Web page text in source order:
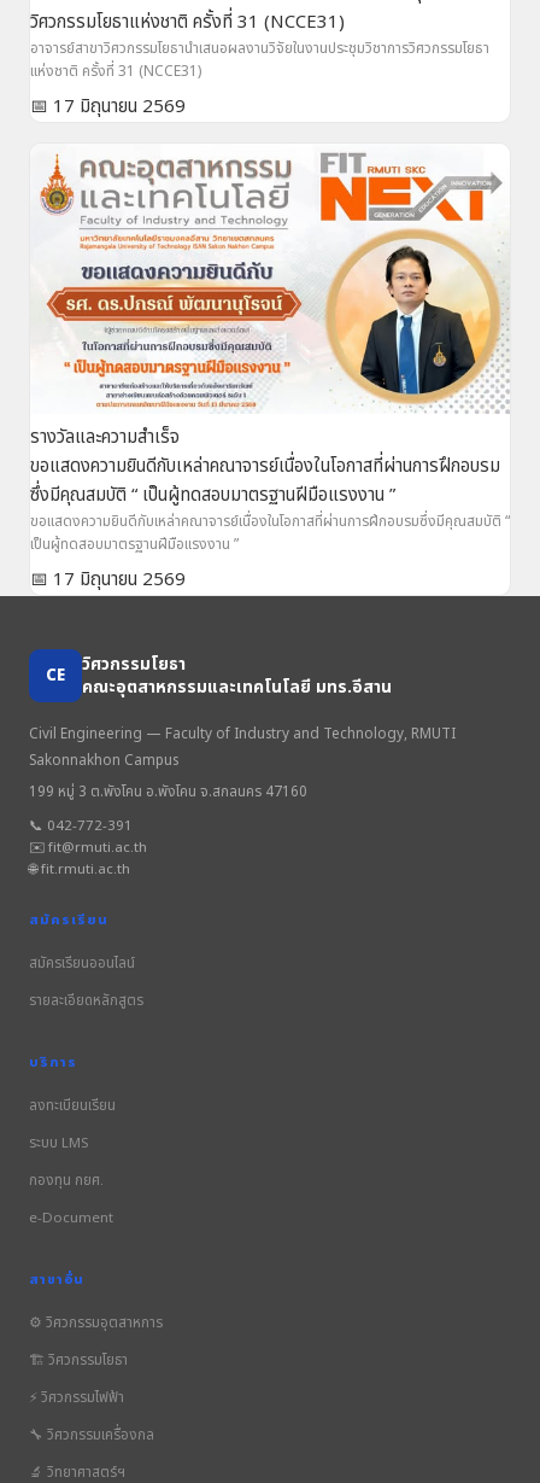
วิศวกรรมโยธาแห่งชาติ ครั้งที่ 31 (NCCE31)
อาจารย์สาขาวิศวกรรมโยธานำเสนอผลงานวิจัยในงานประชุมวิชาการวิศวกรรมโยธา
แห่งชาติ ครั้งที่ 31 (NCCE31)
📅 17 มิถุนายน 2569
รางวัลและความสำเร็จ
ขอแสดงความยินดีกับเหล่าคณาจารย์เนื่องในโอกาสที่ผ่านการฝึกอบรม
ซึ่งมีคุณสมบัติ “ เป็นผู้ทดสอบมาตรฐานฝีมือแรงงาน ”
ขอแสดงความยินดีกับเหล่าคณาจารย์เนื่องในโอกาสที่ผ่านการฝึกอบรมซึ่งมีคุณสมบัติ “
เป็นผู้ทดสอบมาตรฐานฝีมือแรงงาน ”
📅 17 มิถุนายน 2569
CE
วิศวกรรมโยธา
คณะอุตสาหกรรมและเทคโนโลยี มทร.อีสาน
Civil Engineering — Faculty of Industry and Technology, RMUTI
Sakonnakhon Campus
199 หมู่ 3 ต.พังโคน อ.พังโคน จ.สกลนคร 47160
📞 042-772-391
✉️ fit@rmuti.ac.th
🌐 fit.rmuti.ac.th
สมัครเรียน
สมัครเรียนออนไลน์
รายละเอียดหลักสูตร
บริการ
ลงทะเบียนเรียน
ระบบ LMS
กองทุน กยศ.
e-Document
สาขาอื่น
⚙️ วิศวกรรมอุตสาหการ
🏗️ วิศวกรรมโยธา
⚡ วิศวกรรมไฟฟ้า
🔧 วิศวกรรมเครื่องกล
🔬 วิทยาศาสตร์ฯ